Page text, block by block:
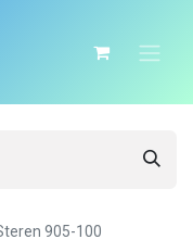
905-100